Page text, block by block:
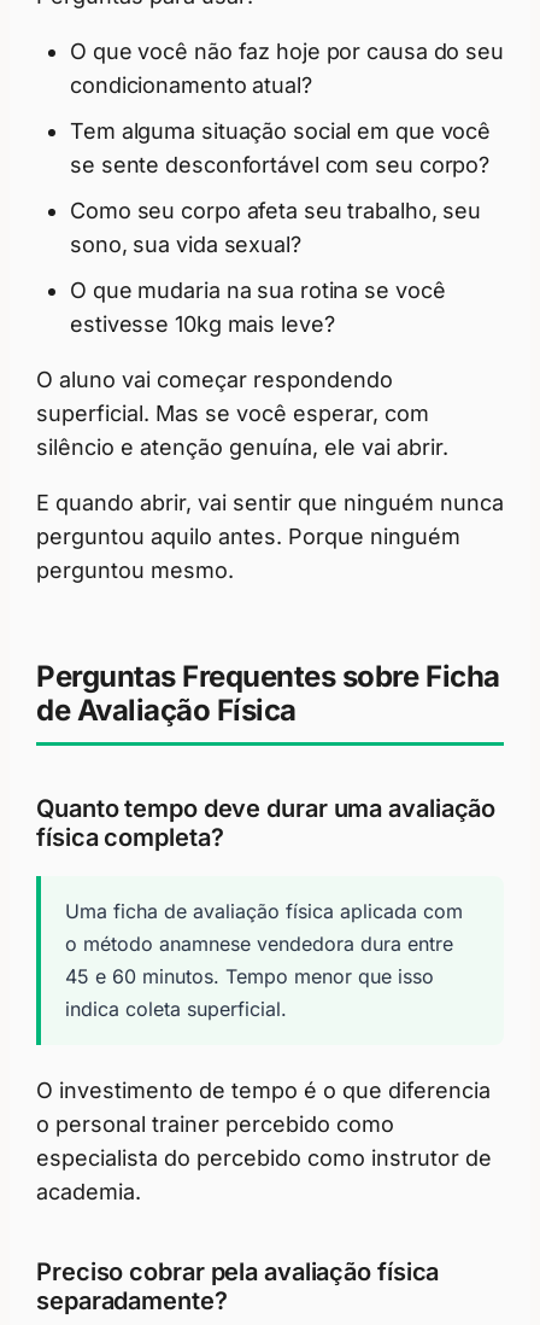
O que você não faz hoje por causa do seu
condicionamento atual?
Tem alguma situação social em que você
se sente desconfortável com seu corpo?
Como seu corpo afeta seu trabalho, seu
sono, sua vida sexual?
O que mudaria na sua rotina se você
estivesse 10kg mais leve?
O aluno vai começar respondendo
superficial. Mas se você esperar, com
silêncio e atenção genuína, ele vai abrir.
E quando abrir, vai sentir que ninguém nunca
perguntou aquilo antes. Porque ninguém
perguntou mesmo.
Perguntas Frequentes sobre Ficha
de Avaliação Física
Quanto tempo deve durar uma avaliação
física completa?
Uma ficha de avaliação física aplicada com
o método anamnese vendedora dura entre
45 e 60 minutos. Tempo menor que isso
indica coleta superficial.
O investimento de tempo é o que diferencia
o personal trainer percebido como
especialista do percebido como instrutor de
academia.
Preciso cobrar pela avaliação física
separadamente?